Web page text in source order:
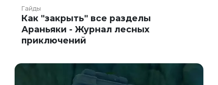
Гайды
Как "закрыть" все разделы
Араньяки - Журнал лесных
приключений